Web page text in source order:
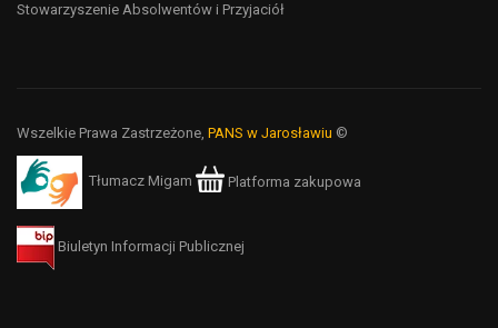
Stowarzyszenie Absolwentów i Przyjaciół
Wszelkie Prawa Zastrzeżone, PANS w Jarosławiu ©
Tłumacz Migam Platforma zakupowa
Biuletyn Informacji Publicznej